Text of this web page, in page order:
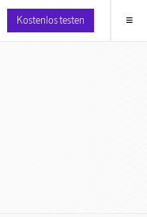
Kostenlos testen ≡